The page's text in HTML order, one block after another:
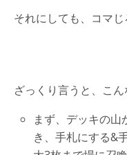
それにしても、コマじ
ざっくり言うと、こん
まず、デッキの山
き、手札にする&